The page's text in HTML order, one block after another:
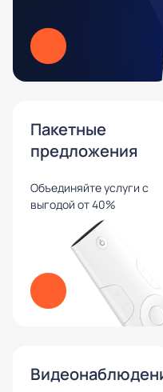
Пакетные
предложения
Объединяйте услуги с
выгодой от 40%